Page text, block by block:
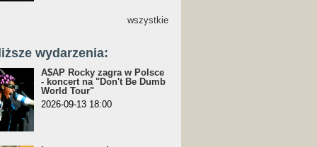
wszystkie
wydarzenia:
A$AP Rocky zagra w Polsce
- koncert na "Don't Be Dumb
World Tour"
2026-09-13 18:00